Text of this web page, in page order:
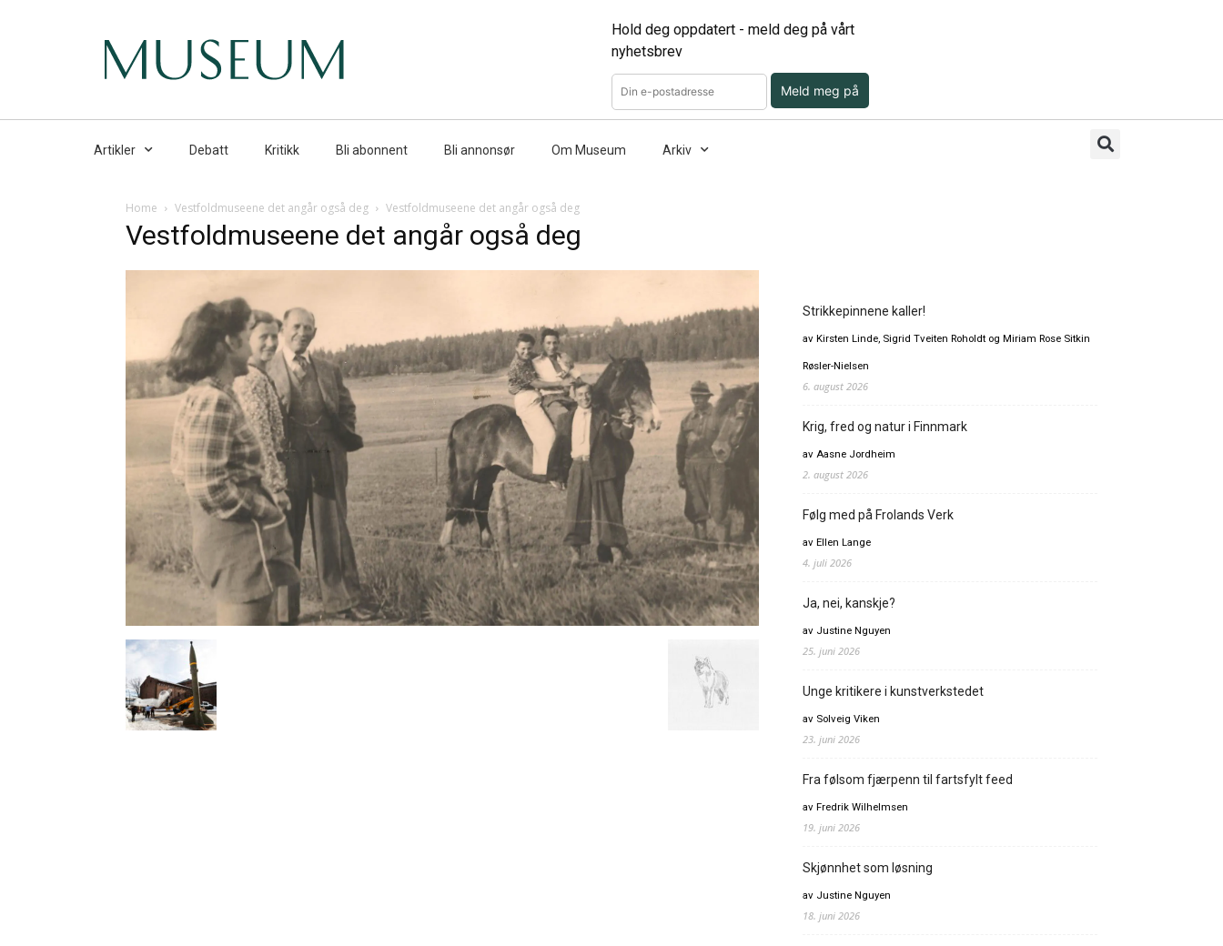
Hold deg oppdatert - meld deg på vårt
nyhetsbrev
Meld meg på
Artikler Debatt Kritikk Bli abonnent Bli annonsør Om Museum Arkiv
Home Vestfoldmuseene det angår også deg Vestfoldmuseene det angår også deg
Vestfoldmuseene det angår også deg
Strikkepinnene kaller!
av Kirsten Linde, Sigrid Tveiten Roholdt og Miriam Rose Sitkin
Røsler-Nielsen
6. august 2026
Krig, fred og natur i Finnmark
av Aasne Jordheim
2. august 2026
Følg med på Frolands Verk
av Ellen Lange
4. juli 2026
Ja, nei, kanskje?
av Justine Nguyen
25. juni 2026
Unge kritikere i kunstverkstedet
av Solveig Viken
23. juni 2026
Fra følsom fjærpenn til fartsfylt feed
av Fredrik Wilhelmsen
19. juni 2026
Skjønnhet som løsning
av Justine Nguyen
18. juni 2026